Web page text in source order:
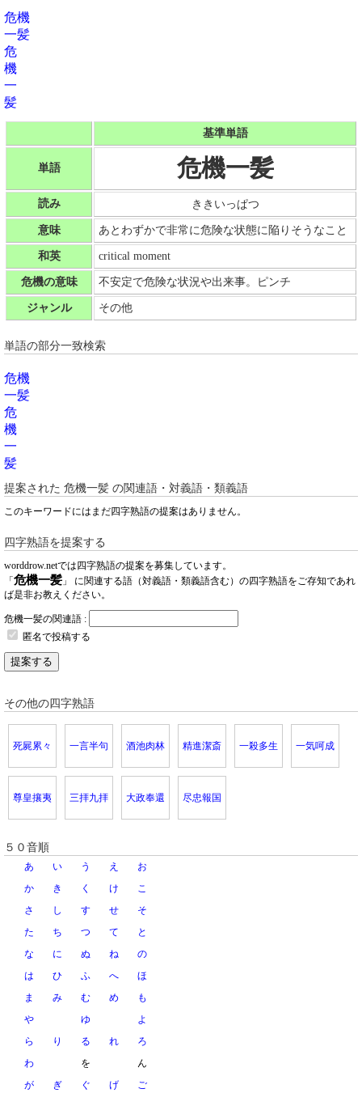
危機
一髪
危
機
一
髪
基準単語
単語 危機一髪
読み ききいっぱつ
意味 あとわずかで非常に危険な状態に陥りそうなこと
和英 critical moment
危機の意味 不安定で危険な状況や出来事。ピンチ
ジャンル その他
単語の部分一致検索
危機
一髪
危
機
一
髪
提案された 危機一髪 の関連語・対義語・類義語
このキーワードにはまだ四字熟語の提案はありません。
四字熟語を提案する
worddrow.netでは四字熟語の提案を募集しています。
「 危機一髪 」 に関連する語（対義語・類義語含む）の四字熟語をご存知であれ
ば是非お教えください。
危機一髪の関連語 :
匿名で投稿する
提案する
その他の四字熟語
死屍累々 一言半句 酒池肉林 精進潔斎 一殺多生 一気呵成
尊皇攘夷 三拝九拝 大政奉還 尽忠報国
５０音順
あ い う え
お
か
き く け
こ
さ
し す せ
そ
た
ち つ て
と
な
に ぬ ね
の
は
ひ ふ へ
ほ
ま
み む め
も
や
ゆ
よ
ら
り る れ
ろ
わ
を
ん
が
ぎ ぐ げ ご